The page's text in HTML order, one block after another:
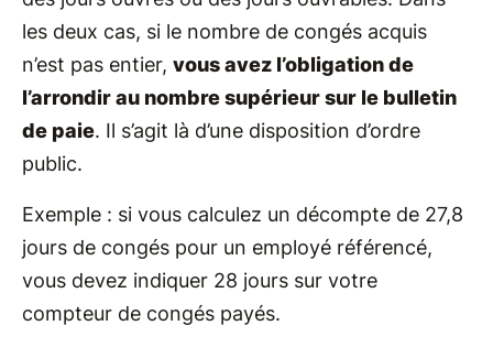
les deux cas, si le nombre de congés acquis
n’est pas entier, vous avez l’obligation de
l’arrondir au nombre supérieur sur le bulletin
de paie. Il s’agit là d’une disposition d’ordre
public.
Exemple : si vous calculez un décompte de 27,8
jours de congés pour un employé référencé,
vous devez indiquer 28 jours sur votre
compteur de congés payés.